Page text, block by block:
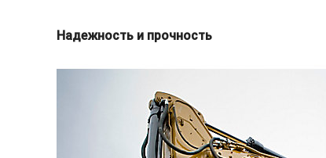
Надежность и прочность